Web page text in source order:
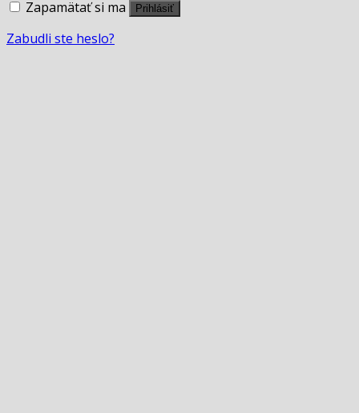
Zapamätať si ma
Prihlásiť
Zabudli ste heslo?